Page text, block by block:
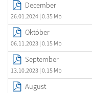
December
26.01.2024 | 0.35 Mb
Október
06.11.2023 | 0.15 Mb
September
13.10.2023 | 0.15 Mb
August